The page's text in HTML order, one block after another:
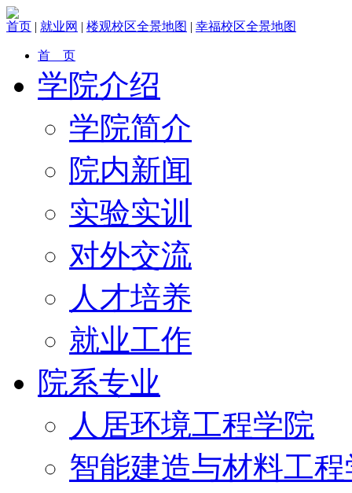
首页 | 就业网 | 楼观校区全景地图 | 幸福校区全景地图
首 页
学院介绍
学院简介
院内新闻
实验实训
对外交流
人才培养
就业工作
院系专业
人居环境工程学院
智能建造与材料工